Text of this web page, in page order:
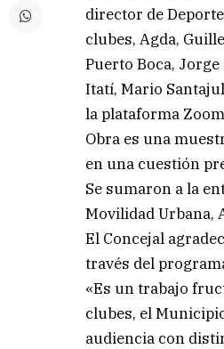
director de
clubes, Agda,
Puerto Boca,
Itatí, Mario
la plataforma
Obra es una
en una cuestión
Se sumaron a la
Movilidad Urbana,
El Concejal
través del
«Es un trabajo
clubes, el
audiencia con